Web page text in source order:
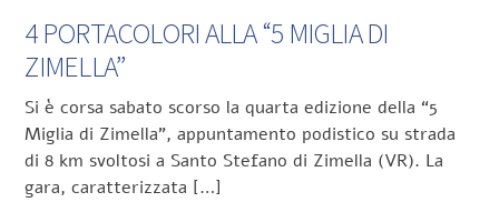
4 PORTACOLORI ALLA “5 MIGLIA DI
ZIMELLA”
Si è corsa sabato scorso la quarta edizione della “5
Miglia di Zimella”, appuntamento podistico su strada
di 8 km svoltosi a Santo Stefano di Zimella (VR). La
gara, caratterizzata […]